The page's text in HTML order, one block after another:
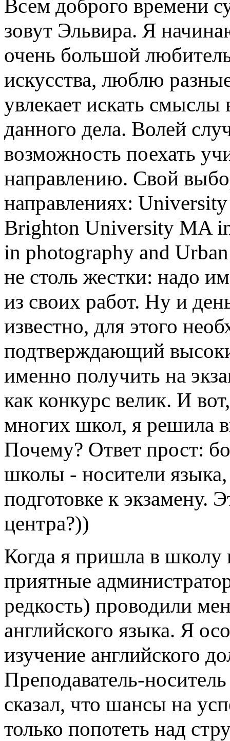
Всем доброго времени
зовут Эльвира. Я
очень большой
искусства, люблю
увлекает искать смыслы
данного дела. Волей
возможность поехать
направлению. Свой
направлениях:
Brighton University MA
in photography and
не столь жестки: надо
из своих работ. Ну и
известно, для этого
подтверждающий
именно получить на
как конкурс велик. И
многих школ, я решила
Почему? Ответ прост:
школы - носители
подготовке к экзамену.
центра?))
Когда я пришла в
приятные
редкость) проводили
английского языка. Я
изучение английского
Преподаватель-
сказал, что шансы на
только попотеть над